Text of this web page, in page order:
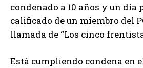
condenado a 10 años y un día
calificado de un miembro del
llamada de “Los cinco
Está cumpliendo condena en